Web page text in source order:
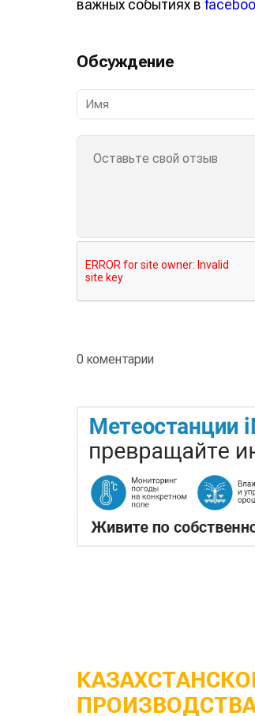
важных событиях в
Обсуждение
0 коментарии